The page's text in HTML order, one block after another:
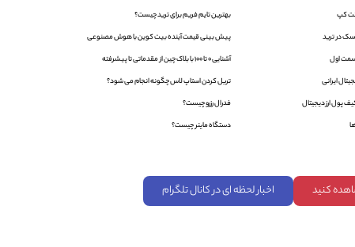
کپ
در ترید
ایرانی
پول ارز دیجیتال
بهترین تایم فریم برای ترید چیست؟
پیش بینی قیمت آینده بیت کوین با هوش مصنوعی
آشنایی 0 تا 100 با بلاک‌ چین از مقدماتی تا پیشرفته
تریل کردن استاپ لاس چگونه انجام می شود؟
فدرال رزرو چیست؟
دستگاه ماینر چیست؟
کنید اخبار لحظه ای در کانال تلگرام